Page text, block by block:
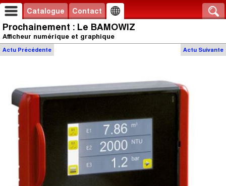
Catalogue Contact
Prochainement : Le BAMOWIZ
Afficheur numérique et graphique
Actu Suivante
Actu Précédente